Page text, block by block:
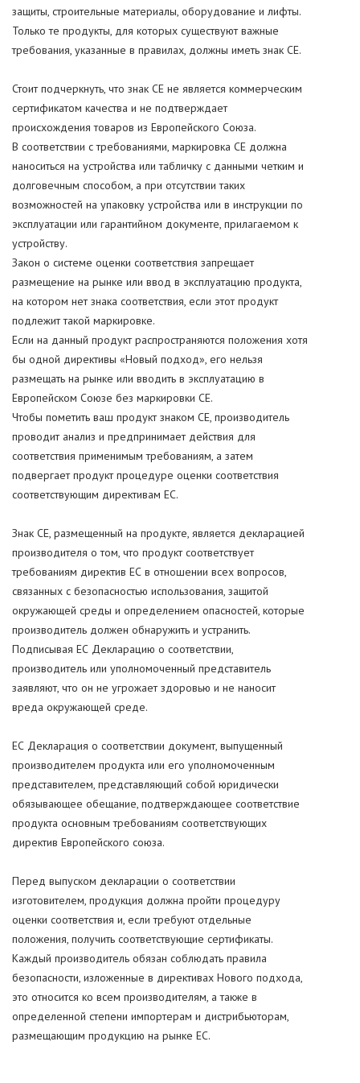
защиты, строительные материалы, оборудование и лифты.
Только те продукты, для которых существуют важные
требования, указанные в правилах, должны иметь знак СЕ.
Стоит подчеркнуть, что знак СЕ не является коммерческим
сертификатом качества и не подтверждает
происхождения товаров из Европейского Союза.
В соответствии с требованиями, маркировка СЕ должна
наноситься на устройства или табличку с данными четким и
долговечным способом, а при отсутствии таких
возможностей на упаковку устройства или в инструкции по
эксплуатации или гарантийном документе, прилагаемом к
устройству.
Закон о системе оценки соответствия запрещает
размещение на рынке или ввод в эксплуатацию продукта,
на котором нет знака соответствия, если этот продукт
подлежит такой маркировке.
Если на данный продукт распространяются положения хотя
бы одной директивы «Новый подход», его нельзя
размещать на рынке или вводить в эксплуатацию в
Европейском Союзе без маркировки CE.
Чтобы пометить ваш продукт знаком CE, производитель
проводит анализ и предпринимает действия для
соответствия применимым требованиям, а затем
подвергает продукт процедуре оценки соответствия
соответствующим директивам ЕС.
Знак СЕ, размещенный на продукте, является декларацией
производителя о том, что продукт соответствует
требованиям директив ЕС в отношении всех вопросов,
связанных с безопасностью использования, защитой
окружающей среды и определением опасностей, которые
производитель должен обнаружить и устранить.
Подписывая ЕС Декларацию о соответствии,
производитель или уполномоченный представитель
заявляют, что он не угрожает здоровью и не наносит
вреда окружающей среде.
ЕС Декларация о соответствии документ, выпущенный
производителем продукта или его уполномоченным
представителем, представляющий собой юридически
обязывающее обещание, подтверждающее соответствие
продукта основным требованиям соответствующих
директив Европейского союза.
Перед выпуском декларации о соответствии
изготовителем, продукция должна пройти процедуру
оценки соответствия и, если требуют отдельные
положения, получить соответствующие сертификаты.
Каждый производитель обязан соблюдать правила
безопасности, изложенные в директивах Нового подхода,
это относится ко всем производителям, а также в
определенной степени импортерам и дистрибьюторам,
размещающим продукцию на рынке ЕС.